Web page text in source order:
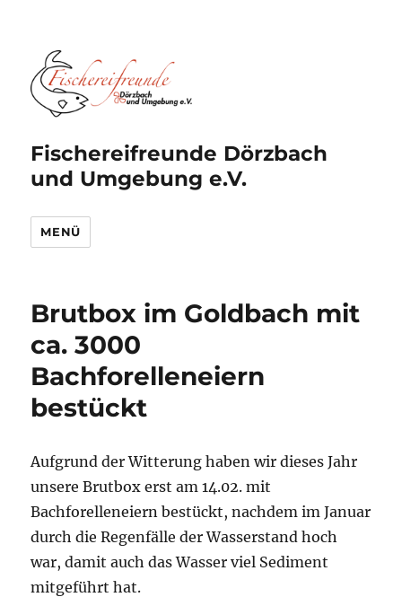
Fischereifreunde Dörzbach
und Umgebung e.V.
MENÜ
Brutbox im Goldbach mit
ca. 3000
Bachforelleneiern
bestückt
Aufgrund der Witterung haben wir dieses Jahr
unsere Brutbox erst am 14.02. mit
Bachforelleneiern bestückt, nachdem im Januar
durch die Regenfälle der Wasserstand hoch
war, damit auch das Wasser viel Sediment
mitgeführt hat.